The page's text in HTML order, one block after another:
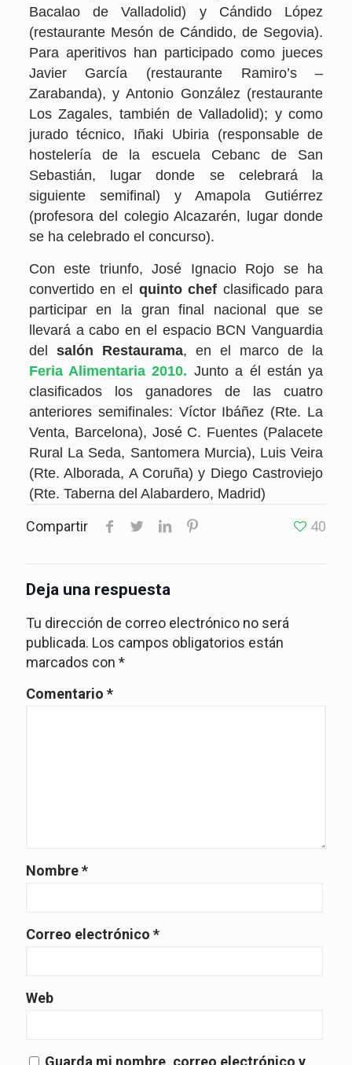
Bacalao de Valladolid) y Cándido López
(restaurante Mesón de Cándido, de Segovia).
Para aperitivos han participado como jueces
Javier García (restaurante Ramiro’s –
Zarabanda), y Antonio González (restaurante
Los Zagales, también de Valladolid); y como
jurado técnico, Iñaki Ubiria (responsable de
hostelería de la escuela Cebanc de San
Sebastián, lugar donde se celebrará la
siguiente semifinal) y Amapola Gutiérrez
(profesora del colegio Alcazarén, lugar donde
se ha celebrado el concurso).
Con este triunfo, José Ignacio Rojo se ha
convertido en el quinto chef clasificado para
participar en la gran final nacional que se
llevará a cabo en el espacio BCN Vanguardia
del salón Restaurama, en el marco de la
Feria Alimentaria 2010. Junto a él están ya
clasificados los ganadores de las cuatro
anteriores semifinales: Víctor Ibáñez (Rte. La
Venta, Barcelona), José C. Fuentes (Palacete
Rural La Seda, Santomera Murcia), Luis Veira
(Rte. Alborada, A Coruña) y Diego Castroviejo
(Rte. Taberna del Alabardero, Madrid)
Compartir 40
Deja una respuesta
Tu dirección de correo electrónico no será
publicada. Los campos obligatorios están
marcados con *
Comentario *
Nombre*
Correo electrónico *
Web
Guarda mi nombre, correo electrónico y